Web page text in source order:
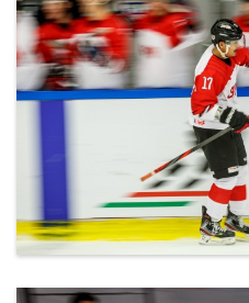
ml_191212_143.jpg